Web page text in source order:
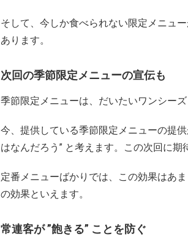
そして、今しか食べられない限定メニュ
あります。
次回の季節限定メニューの宣伝も
季節限定メニューは、だいたいワンシー
今、提供している季節限定メニューの提
はなんだろう” と考えます。この次回に
定番メニューばかりでは、この効果はあ
の効果といえます。
常連客が ”飽きる” ことを防ぐ